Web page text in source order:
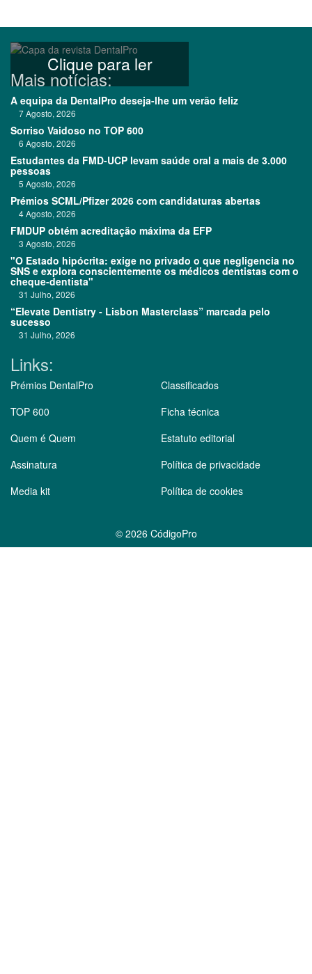
Clique para ler
Mais notícias:
A equipa da DentalPro deseja-lhe um verão feliz
7 Agosto, 2026
Sorriso Vaidoso no TOP 600
6 Agosto, 2026
Estudantes da FMD-UCP levam saúde oral a mais de 3.000
pessoas
5 Agosto, 2026
Prémios SCML/Pfizer 2026 com candidaturas abertas
4 Agosto, 2026
FMDUP obtém acreditação máxima da EFP
3 Agosto, 2026
"O Estado hipócrita: exige no privado o que negligencia no
SNS e explora conscientemente os médicos dentistas com o
cheque-dentista"
31 Julho, 2026
“Elevate Dentistry - Lisbon Masterclass” marcada pelo
sucesso
31 Julho, 2026
Links:
Prémios DentalPro
TOP 600
Quem é Quem
Assinatura
Media kit
Classificados
Ficha técnica
Estatuto editorial
Política de privacidade
Política de cookies
© 2026 CódigoPro